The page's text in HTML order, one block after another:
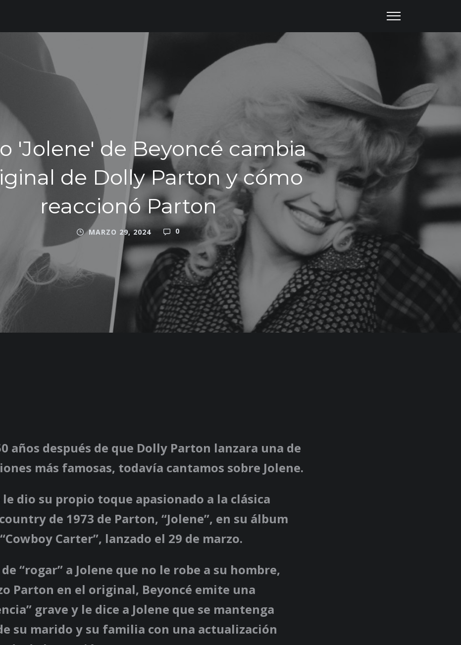
'Jolene' de Beyoncé cambia
de Dolly Parton y cómo
reaccionó Parton
MARZO 29, 2024 0
años después de que Dolly Parton lanzara una de
más famosas, todavía cantamos sobre Jolene.
le dio su propio toque apasionado a la clásica
de 1973 de Parton, “Jolene”, en su álbum
Carter”, lanzado el 29 de marzo.
“rogar” a Jolene que no le robe a su hombre,
Parton en el original, Beyoncé emite una
grave y le dice a Jolene que se mantenga
su marido y su familia con una actualización